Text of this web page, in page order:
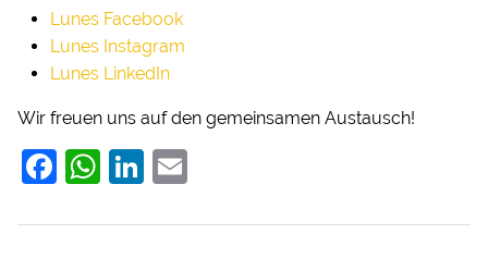
Lunes Facebook
Lunes Instagram
Lunes LinkedIn
Wir freuen uns auf den gemeinsamen Austausch!
F
c
W
at
Li
k
ai